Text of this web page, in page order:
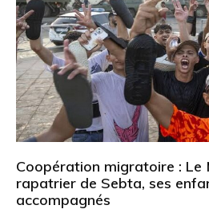
Coopération migratoire : Le
rapatrier de Sebta, ses
accompagnés